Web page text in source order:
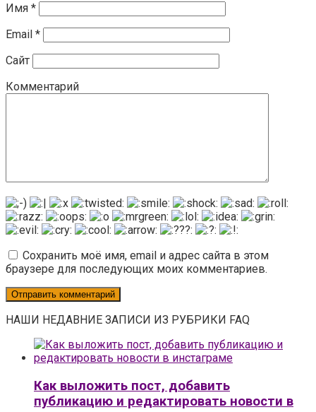
Имя *
Email *
Сайт
Комментарий
Сохранить моё имя, email и адрес сайта в этом
браузере для последующих моих комментариев.
НАШИ НЕДАВНИЕ ЗАПИСИ ИЗ РУБРИКИ FAQ
Как выложить пост, добавить
публикацию и редактировать новости в